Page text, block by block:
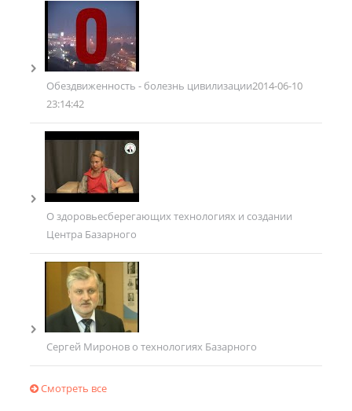
Обездвиженность - болезнь цивилизации2014-06-10
23:14:42
О здоровьесберегающих технологиях и создании
Центра Базарного
Сергей Миронов о технологиях Базарного
Смотреть все